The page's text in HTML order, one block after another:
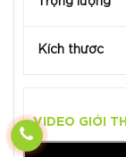
Trọng lượng
Kích thước
VIDEO GIỚI